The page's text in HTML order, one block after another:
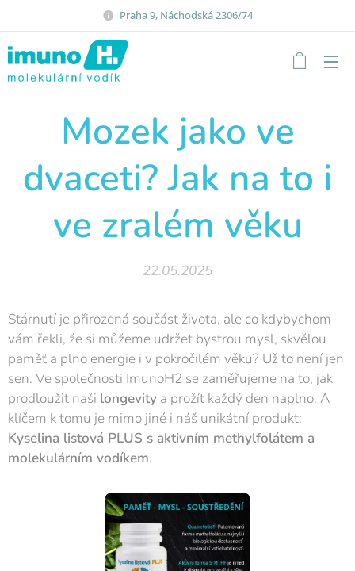
Praha 9, Náchodská 2306/74
Mozek jako ve
dvaceti? Jak na to i
ve zralém věku
22.05.2025
Stárnutí je přirozená součást života, ale co kdybychom
vám řekli, že si můžeme udržet bystrou mysl, skvělou
paměť a plno energie i v pokročilém věku? Už to není jen
sen. Ve společnosti ImunoH2 se zaměřujeme na to, jak
prodloužit naši longevity a prožít každý den naplno. A
klíčem k tomu je mimo jiné i náš unikátní produkt:
Kyselina listová PLUS s aktivním methylfolátem a
molekulárním vodíkem.